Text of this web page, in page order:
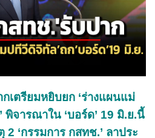
เตรียมหยิบยก ‘ร่างแผนแม่
จารณาใน ‘บอร์ด’ 19 มิ.ย.นี้
2 ‘กรรมการ กสทช.’ ลาประ